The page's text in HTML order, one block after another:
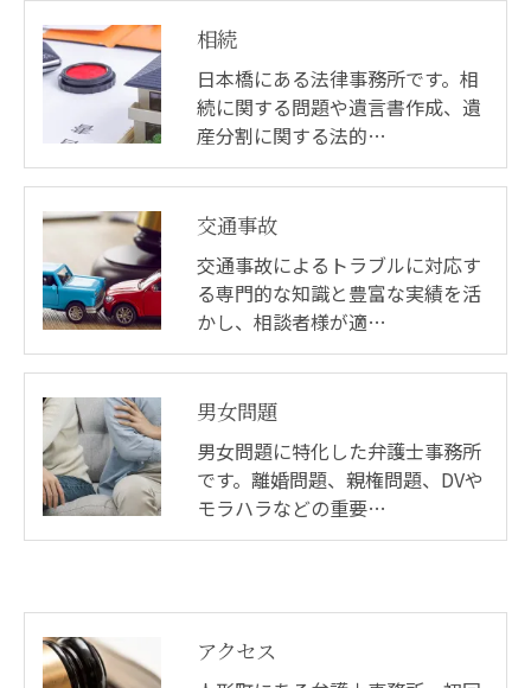
相続
日本橋にある法律事務所です。相
続に関する問題や遺言書作成、遺
産分割に関する法的…
交通事故
交通事故によるトラブルに対応す
る専門的な知識と豊富な実績を活
かし、相談者様が適…
男女問題
男女問題に特化した弁護士事務所
です。離婚問題、親権問題、DVや
モラハラなどの重要…
アクセス